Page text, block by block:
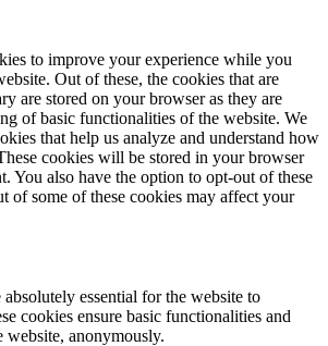
to improve your experience while you
Out of these, the cookies that are
are stored on your browser as they are
of basic functionalities of the website. We
that help us analyze and understand how
cookies will be stored in your browser
You also have the option to opt-out of these
of some of these cookies may affect your
absolutely essential for the website to
cookies ensure basic functionalities and
website, anonymously.